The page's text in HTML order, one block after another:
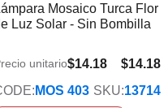
Info la
lista
Mosaico Turca Flor
Luz Solar - Sin Bombilla
$14.18
$11.03
unitario$14.18
MOS 403 SKU:13714